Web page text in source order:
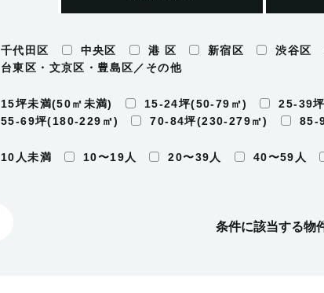
千代田区 中央区 港 区 新宿区 渋谷区
台東区・文京区・豊島区／その他
15坪未満(50㎡未満) 15-24坪(50-79㎡) 25-39
55-69坪(180-229㎡)
70-84坪(230-279㎡) 85-
10人未満 10〜19人 20〜39人 40〜59人
条件に該当する物